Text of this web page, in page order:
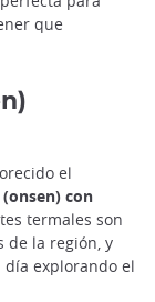
que
el
con
termales son
de la región, y
explorando el